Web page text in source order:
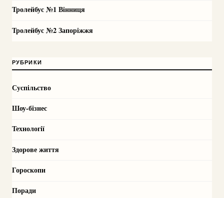
Тролейбус №1 Вінниця
Тролейбус №2 Запоріжжя
РУБРИКИ
Суспільство
Шоу-бізнес
Технології
Здорове життя
Гороскопи
Поради